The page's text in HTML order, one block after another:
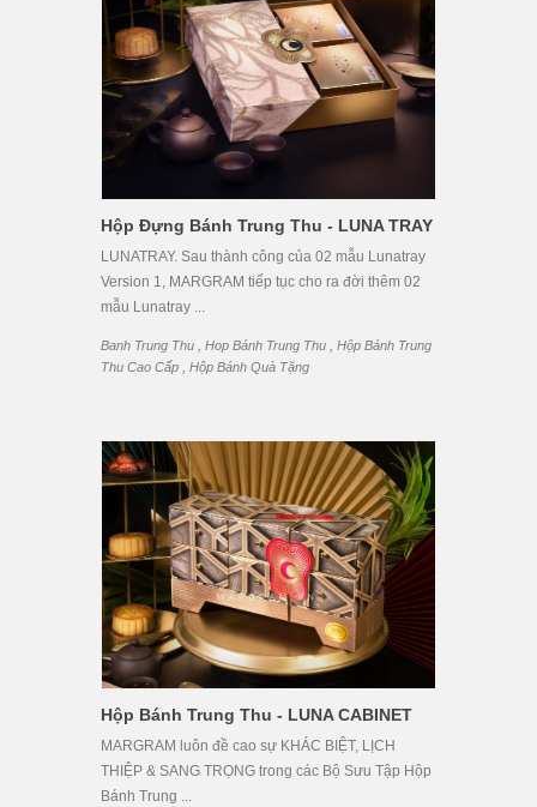
Hộp Đựng Bánh Trung Thu - LUNA TRAY
LUNATRAY. Sau thành công của 02 mẫu Lunatray
Version 1, MARGRAM tiếp tục cho ra đời thêm 02
mẫu Lunatray ...
Banh Trung Thu , Hop Bánh Trung Thu , Hộp Bánh Trung
Thu Cao Cấp , Hộp Bánh Quà Tặng
Hộp Bánh Trung Thu - LUNA CABINET
MARGRAM luôn đề cao sự KHÁC BIỆT, LỊCH
THIỆP & SANG TRỌNG trong các Bộ Sưu Tập Hộp
Bánh Trung ...